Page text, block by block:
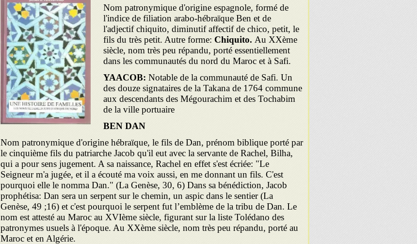
Nom patronymique d'origine espagnole, formé de
l'indice de filiation arabo-hébraïque Ben et de
l'adjectif chiquito, diminutif affectif de chico, petit, le
fils du très petit. Autre forme: Chiquito. Au XXème
siècle, nom très peu répandu, porté essentiellement
dans les communautés du nord du Maroc et à Safi.
YAACOB: Notable de la communauté de Safi. Un
des douze signataires de la Takana de 1764 commune
aux descendants des Mégourachim et des Tochabim
de la ville portuaire
BEN DAN
Nom patronymique d'origine hébraïque, le fils de Dan, prénom biblique porté par
le cinquième fils du patriarche Jacob qu'il eut avec la servante de Rachel, Bilha,
qui a pour sens jugement. A sa naissance, Rachel en effet s'est écriée: "Le
Seigneur m'a jugée, et il a écouté ma voix aussi, en me donnant un fils. C'est
pourquoi elle le nomma Dan." (La Genèse, 30, 6) Dans sa bénédiction, Jacob
prophétisa: Dan sera un serpent sur le chemin, un aspic dans le sentier (La
Genèse, 49 ;16) et c'est pourquoi le serpent fut l’emblème de la tribu de Dan. Le
nom est attesté au Maroc au XVIème siècle, figurant sur la liste Tolédano des
patronymes usuels à l'époque. Au XXème siècle, nom très peu répandu, porté au
Maroc et en Algérie.